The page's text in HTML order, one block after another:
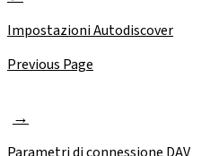
Impostazioni Autodiscover
Previous Page